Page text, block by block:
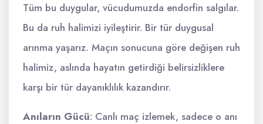
Tüm bu duygular, vücudumuzda endorfin salgılar.
Bu da ruh halimizi iyileştirir. Bir tür duygusal
arınma yaşarız. Maçın sonucuna göre değişen ruh
halimiz, aslında hayatın getirdiği belirsizliklere
karşı bir tür dayanıklılık kazandırır.
Anıların Gücü: Canlı maç izlemek, sadece o anı